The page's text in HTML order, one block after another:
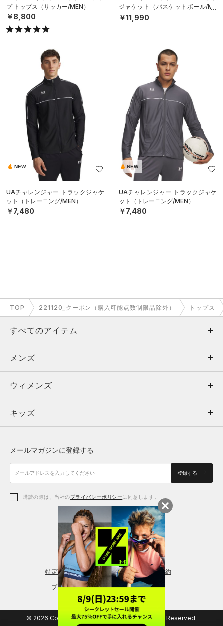
プ トップス（サッカー/MEN）
￥8,800
ジャケット（バスケットボール/ME
N）
￥11,990
NEW
UAチャレンジャー トラックジャケ
ット（トレーニング/MEN）
￥7,480
NEW
UAチャレンジャー トラックジャケ
ット（トレーニング/MEN）
￥7,480
TOP 221120_クーポン（購入可能点数制限品除外） トップス
すべてのアイテム
メンズ
ウィメンズ
キッズ
アクセサリー
メンズ
トップス
ボトムス
アクセサリー
ウィメンズ
トップス
シューズ
アクセサリー
レギンス＆タイツ
キッズ
シューズ
メールマガジンに登録する
登録する
購読の際は、当社のプライバシーポリシーに同意します。
特定商取引法に基づく通販の表記 会員規約
プライバシーポリシー
© 2026 Copyright DOME Corporation. All Rights Reserved.